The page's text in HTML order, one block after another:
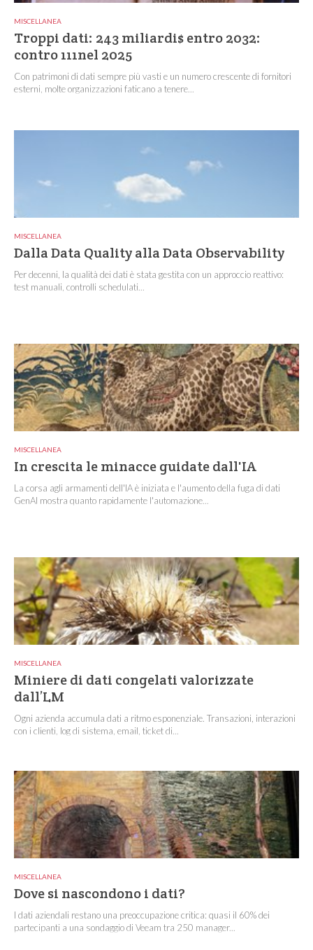
MISCELLANEA
Troppi dati: 243 miliardi$ entro 2032:
contro 111nel 2025
Con patrimoni di dati sempre più vasti e un numero crescente di fornitori
esterni, molte organizzazioni faticano a tenere...
MISCELLANEA
Dalla Data Quality alla Data Observability
Per decenni, la qualità dei dati è stata gestita con un approccio reattivo:
test manuali, controlli schedulati...
MISCELLANEA
In crescita le minacce guidate dall'IA
La corsa agli armamenti dell'IA è iniziata e l'aumento della fuga di dati
GenAI mostra quanto rapidamente l'automazione...
MISCELLANEA
Miniere di dati congelati valorizzate
dall’LM
Ogni azienda accumula dati a ritmo esponenziale. Transazioni, interazioni
con i clienti, log di sistema, email, ticket di...
MISCELLANEA
Dove si nascondono i dati?
I dati aziendali restano una preoccupazione critica: quasi il 60% dei
partecipanti a una sondaggio di Veeam tra 250 manager...